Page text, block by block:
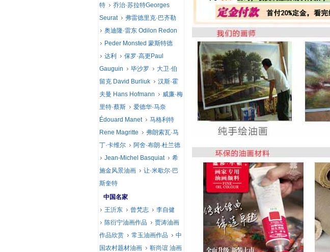
特
乔治·苏拉特Georges
Seurat
弗雷德里克·巴齐勒
奥迪隆·雷东 Odilon Redon
Peder Monsted 蒙斯特德
达利
保罗·高更Paul
Gauguin
毕沙罗
大卫·伯
留克 David Burliuk
汉斯·霍
夫曼 Hans Hofmann
威廉·梅
里特·蔡斯
爱德华·马奈
Édouard Manet
马格利特
Rene Magritte
弗朗索瓦·马
丁·卡维尔
阿舍·布朗·杜兰德
Jean-Michel Basquiat
希
施金风景油画
让·米歇尔·巴
斯奎特
中国名家
王沂东
曾梵志
李自健
陈衍宁油画作品
贾涛油画
作品欣赏
常玉油画作品
中
国农村题材油画
靳尚谊 油画